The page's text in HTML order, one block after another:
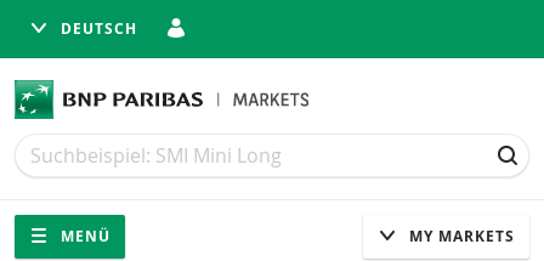
DEUTSCH
Suche
Suche
Navigation
Seitennavigation
MENÜ MY MARKETS